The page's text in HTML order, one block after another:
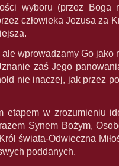
wyboru (przez Boga
człowieka Jezusa za
wprowadzamy Go jako
zaś Jego
nie inaczej, jak przez
etapem w zrozumieniu
Synem Bożym,
świata-Odwieczna
poddanych.